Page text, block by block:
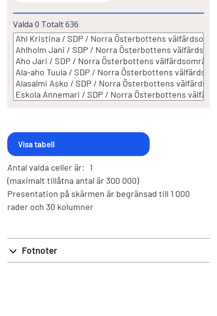
Valda 0 Totalt636
Antal valda celler är: 1
(maximalt tillåtna antal är 300 000)
Presentation på skärmen är begränsad till 1 000
rader och 30 kolumner
Fotnoter